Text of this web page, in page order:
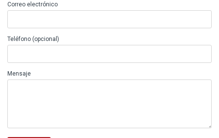
Correo electrónico
Teléfono (opcional)
Mensaje